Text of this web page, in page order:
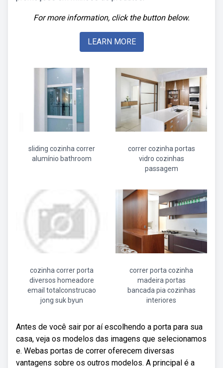
For more information, click the button below.
LEARN MORE
sliding cozinha correr
alumínio bathroom
correr cozinha portas
vidro cozinhas
passagem
cozinha correr porta
diversos homeadore
email totalconstrucao
jong suk byun
correr porta cozinha
madeira portas
bancada pia cozinhas
interiores
Antes de você sair por aí escolhendo a porta para sua
casa, veja os modelos das imagens que selecionamos
e. Webas portas de correr oferecem diversas
vantagens sobre os outros modelos. A principal é a